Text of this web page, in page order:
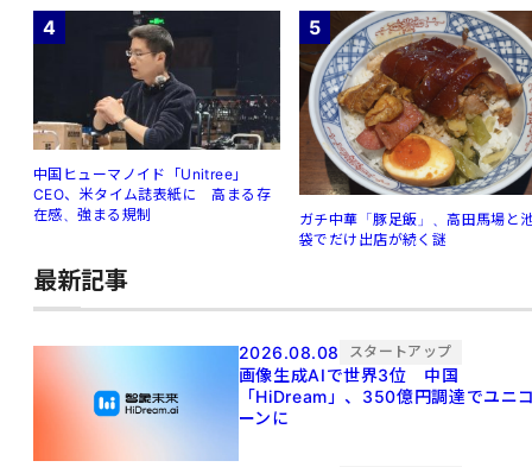
4
中国ヒューマノイド「Unitree」
CEO、米タイム誌表紙に 高まる存
在感、強まる規制
5
ガチ中華「豚足飯」、高田馬場と
袋でだけ出店が続く謎
最新記事
2026.08.08 スタートアップ
画像生成AIで世界3位 中国
「HiDream」、350億円調達でユニ
ーンに